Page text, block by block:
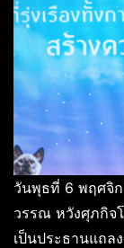
วันพุธที่ 6 พฤศจิก
วรรณ หวังศุภกิจ
เป็นประธานแถล